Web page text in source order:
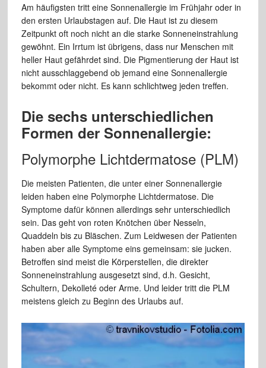
Am häufigsten tritt eine Sonnenallergie im Frühjahr oder in
den ersten Urlaubstagen auf. Die Haut ist zu diesem
Zeitpunkt oft noch nicht an die starke Sonneneinstrahlung
gewöhnt. Ein Irrtum ist übrigens, dass nur Menschen mit
heller Haut gefährdet sind. Die Pigmentierung der Haut ist
nicht ausschlaggebend ob jemand eine Sonnenallergie
bekommt oder nicht. Es kann schlichtweg jeden treffen.
Die sechs unterschiedlichen
Formen der Sonnenallergie:
Polymorphe Lichtdermatose (PLM)
Die meisten Patienten, die unter einer Sonnenallergie
leiden haben eine Polymorphe Lichtdermatose. Die
Symptome dafür können allerdings sehr unterschiedlich
sein. Das geht von roten Knötchen über Nesseln,
Quaddeln bis zu Bläschen. Zum Leidwesen der Patienten
haben aber alle Symptome eins gemeinsam: sie jucken.
Betroffen sind meist die Körperstellen, die direkter
Sonneneinstrahlung ausgesetzt sind, d.h. Gesicht,
Schultern, Dekolleté oder Arme. Und leider tritt die PLM
meistens gleich zu Beginn des Urlaubs auf.